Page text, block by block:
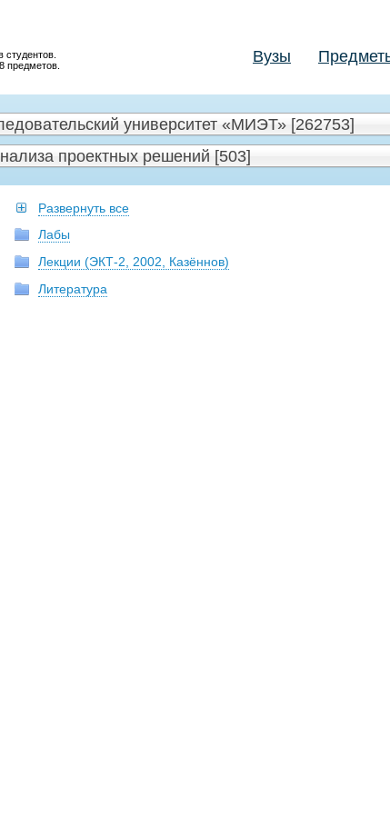
предметов.
Вузы
университет «МИЭТ» [262753]
проектных решений [503]
Развернуть все
Лабы
Лекции (ЭКТ-2, 2002, Казённов)
Литература